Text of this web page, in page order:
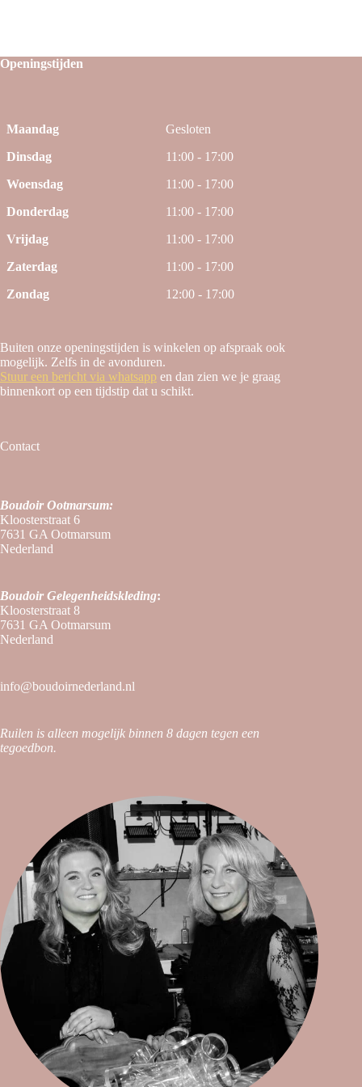
Openingstijden
Maandag
Gesloten
Dinsdag
11:00 - 17:00
Woensdag
11:00 - 17:00
Donderdag
11:00 - 17:00
Vrijdag
11:00 - 17:00
Zaterdag
11:00 - 17:00
Zondag
12:00 - 17:00
Buiten onze openingstijden is winkelen op afspraak ook
mogelijk. Zelfs in de avonduren.
Stuur een bericht via whatsapp en dan zien we je graag
binnenkort op een tijdstip dat u schikt.
Contact
Boudoir Ootmarsum:
Kloosterstraat 6
7631 GA Ootmarsum
Nederland
Boudoir Gelegenheidskleding:
Kloosterstraat 8
7631 GA Ootmarsum
Nederland
info@boudoirnederland.nl
Ruilen is alleen mogelijk binnen 8 dagen tegen een
tegoedbon.